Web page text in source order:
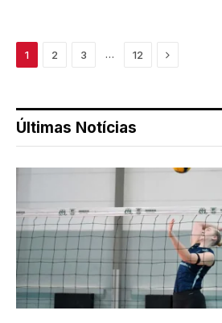
1 2 3 … 12 Next
Últimas Notícias